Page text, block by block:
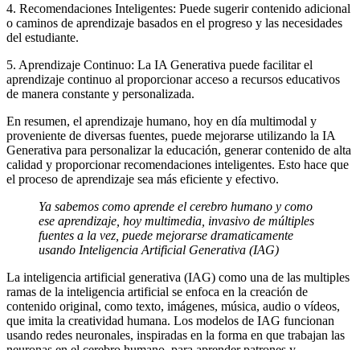
4. Recomendaciones Inteligentes: Puede sugerir contenido adicional
o caminos de aprendizaje basados en el progreso y las necesidades
del estudiante.
5. Aprendizaje Continuo: La IA Generativa puede facilitar el
aprendizaje continuo al proporcionar acceso a recursos educativos
de manera constante y personalizada.
En resumen, el aprendizaje humano, hoy en día multimodal y
proveniente de diversas fuentes, puede mejorarse utilizando la IA
Generativa para personalizar la educación, generar contenido de alta
calidad y proporcionar recomendaciones inteligentes. Esto hace que
el proceso de aprendizaje sea más eficiente y efectivo.
Ya sabemos como aprende el cerebro humano y como
ese aprendizaje, hoy multimedia, invasivo de múltiples
fuentes a la vez, puede mejorarse dramaticamente
usando Inteligencia Artificial Generativa (IAG)
La inteligencia artificial generativa (IAG) como una de las multiples
ramas de la inteligencia artificial se enfoca en la creación de
contenido original, como texto, imágenes, música, audio o vídeos,
que imita la creatividad humana. Los modelos de IAG funcionan
usando redes neuronales, inspiradas en la forma en que trabajan las